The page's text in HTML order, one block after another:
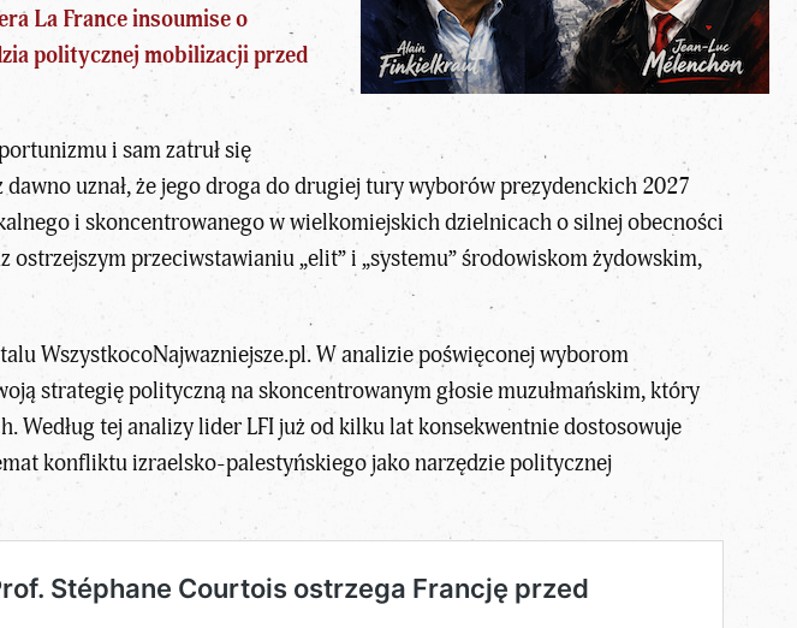
La France insoumise o
politycznej mobilizacjiprzed
i sam zatruł się
uznał, że jegodroga do drugiej tury wyborów prezydenckich 2027
i skoncentrowanego w wielkomiejskich dzielnicach o silnej obecności
ostrzejszym przeciwstawianiu „elit” i „systemu” środowiskom żydowskim,
WszystkocoNajwazniejsze.pl. W analizie poświęconej wyborom
strategię politycznąna skoncentrowanym głosie muzułmańskim, który
tej analizy lider LFI już od kilku lat konsekwentnie dostosowuje
konfliktu izraelsko-palestyńskiego jako narzędzie politycznej